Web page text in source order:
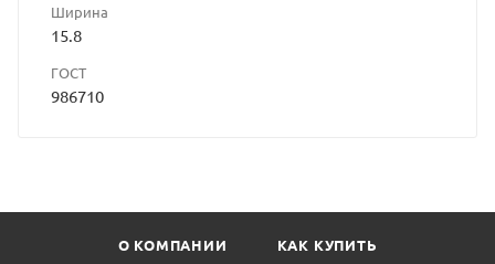
Ширина
15.8
ГОСТ
986710
О КОМПАНИИ КАК КУПИТЬ